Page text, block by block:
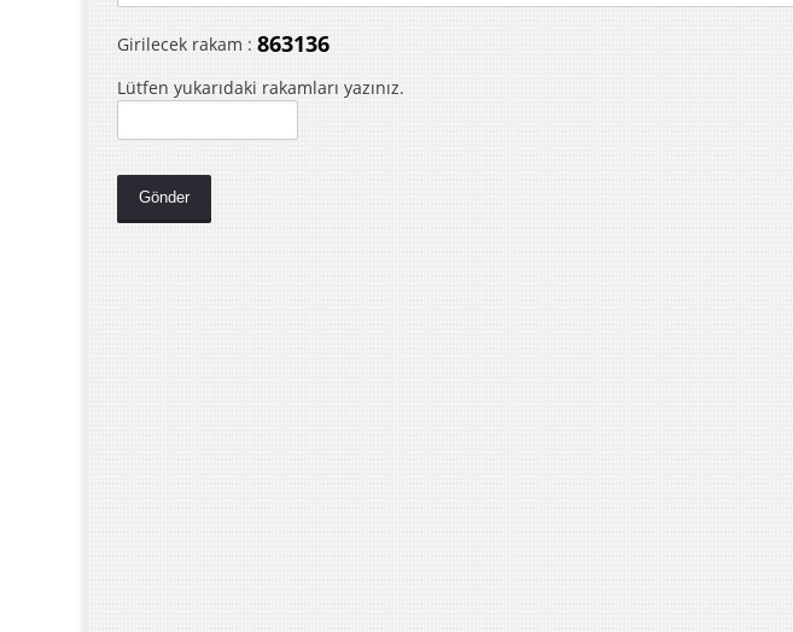
Girilecek rakam : 863136
Lütfen yukarıdaki rakamları yazınız.